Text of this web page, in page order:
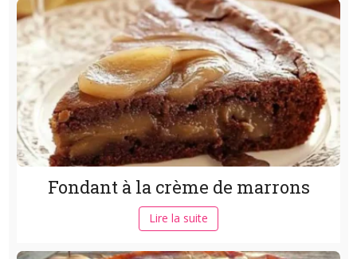
Fondant à la crème de marrons
Lire la suite